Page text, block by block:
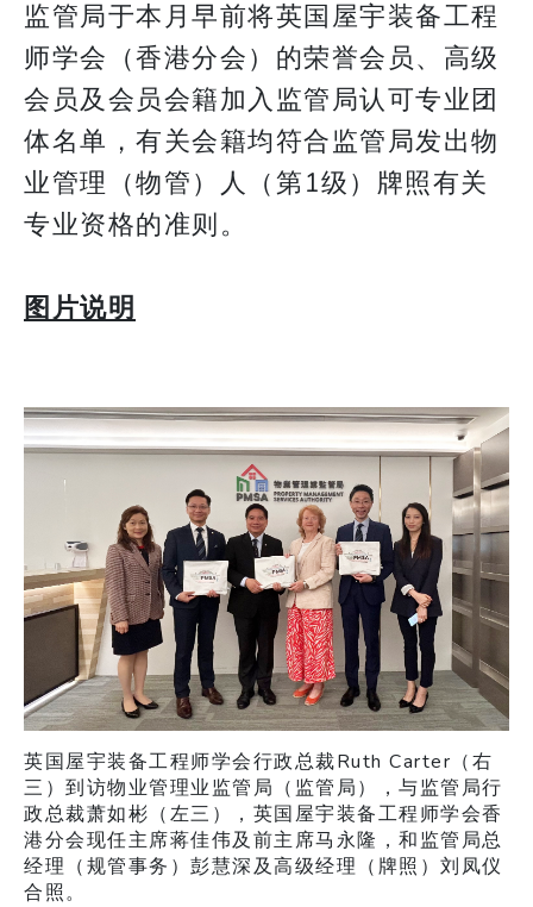
监管局于本月早前将英国屋宇装备工程
师学会（香港分会）的荣誉会员、高级
会员及会员会籍加入监管局认可专业团
体名单，有关会籍均符合监管局发出物
业管理（物管）人（第1级）牌照有关
专业资格的准则。
图片说明
英国屋宇装备工程师学会行政总裁Ruth Carter（右
三）到访物业管理业监管局（监管局），与监管局行
政总裁萧如彬（左三），英国屋宇装备工程师学会香
港分会现任主席蒋佳伟及前主席马永隆，和监管局总
经理（规管事务）彭慧深及高级经理（牌照）刘凤仪
合照。